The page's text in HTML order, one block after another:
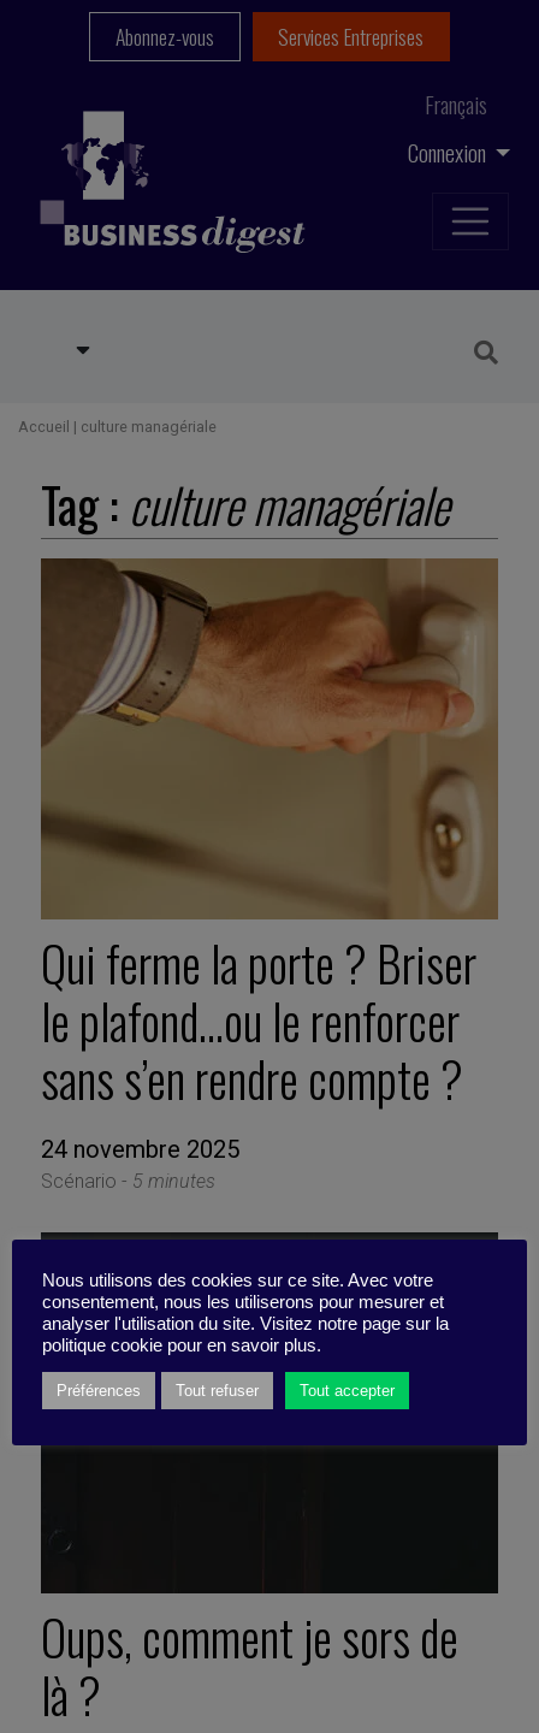
Connexion
Français
Abonnez-vous Services Entreprises
Accueil | culture managériale
Tag : culture managériale
Qui ferme la porte ? Briser
le plafond…ou le renforcer
sans s’en rendre compte ?
24 novembre 2025
Scénario - 5 minutes
Oups, comment je sors de
là ?
Nous utilisons des cookies sur ce site. Avec votre
consentement, nous les utiliserons pour mesurer et
analyser l'utilisation du site. Visitez notre page sur la
politique cookie pour en savoir plus.
Préférences Tout refuser Tout accepter